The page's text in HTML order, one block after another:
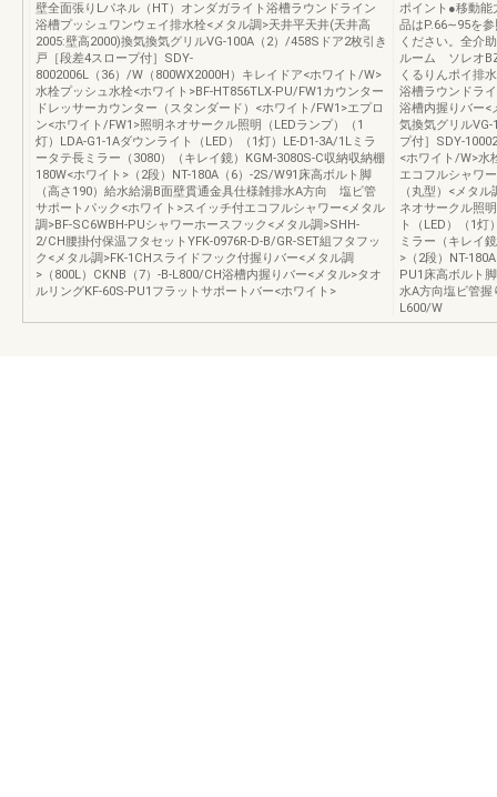
壁全面張りLパネル（HT）オンダガライト浴槽ラウンドライン
浴槽プッシュワンウェイ排水栓<メタル調>天井平天井(天井高
2005:壁高2000)換気換気グリルVG-100A（2）/458Sドア2枚引き
戸［段差4スロープ付］SDY-
8002006L（36）/W（800WX2000H）キレイドア<ホワイト/W>
水栓プッシュ水栓<ホワイト>BF-HT856TLX-PU/FW1カウンター
ドレッサーカウンター（スタンダード）<ホワイト/FW1>エプロ
ン<ホワイト/FW1>照明ネオサークル照明（LEDランプ）（1
灯）LDA-G1-1Aダウンライト（LED）（1灯）LE-D1-3A/1Lミラ
ータテ長ミラー（3080）（キレイ鏡）KGM-3080S-C収納収納棚
180W<ホワイト>（2段）NT-180A（6）-2S/W91床高ボルト脚
（高さ190）給水給湯B面壁貫通金具仕様雑排水A方向 塩ビ管
サポートパック<ホワイト>スイッチ付エコフルシャワー<メタル
調>BF-SC6WBH-PUシャワーホースフック<メタル調>SHH-
2/CH腰掛付保温フタセットYFK-0976R-D-B/GR-SET組フタフッ
ク<メタル調>FK-1CHスライドフック付握りバー<メタル調
>（800L）CKNB（7）-B-L800/CH浴槽内握りバー<メタル>タオ
ルリングKF-60S-PU1フラットサポートバー<ホワイト>
ポイント●移動
品はP.66∼95を
ください。全介
ルーム ソレオ
くるりんポイ排
浴槽ラウンドラ
浴槽内握りバー<
気換気グリル
プ付］SDY-
<ホワイト/W>水
エコフルシャワ
（丸型）<メタ
ネオサークル照
ト（LED）（1
ミラー（キレイ
>（2段）NT-
PU1床高ボルト
水A方向塩ビ管握
L600/W